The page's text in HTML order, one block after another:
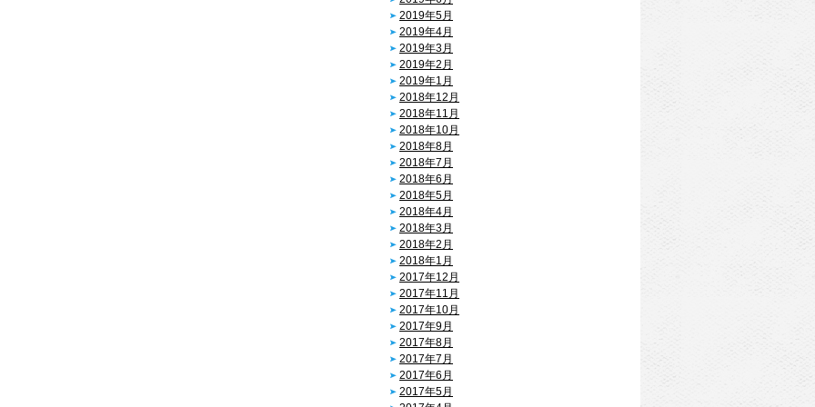
2019年5月
2019年4月
2019年3月
2019年2月
2019年1月
2018年12月
2018年11月
2018年10月
2018年8月
2018年7月
2018年6月
2018年5月
2018年4月
2018年3月
2018年2月
2018年1月
2017年12月
2017年11月
2017年10月
2017年9月
2017年8月
2017年7月
2017年6月
2017年5月